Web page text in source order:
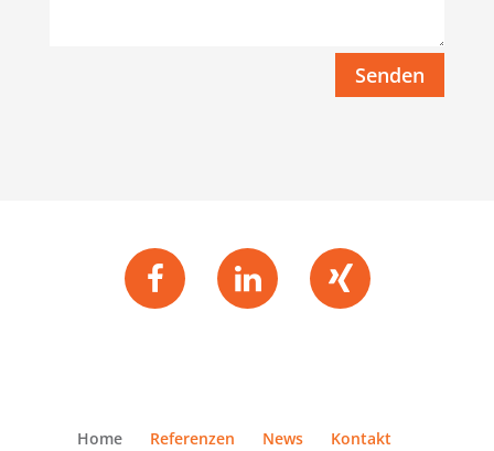
Senden
Home Referenzen News
Kontakt